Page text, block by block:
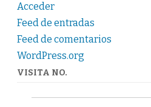
se
pronuncia
Por
Amenazas
Acceder
Feed de entradas
Feed de comentarios
WordPress.org
VISITA NO.